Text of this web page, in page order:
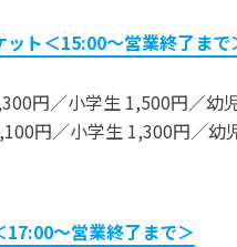
ット＜15:00～営業終了まで
円／小学生 1,500円​／幼
円／小学生 1,300円／幼
17:00～営業終了まで＞